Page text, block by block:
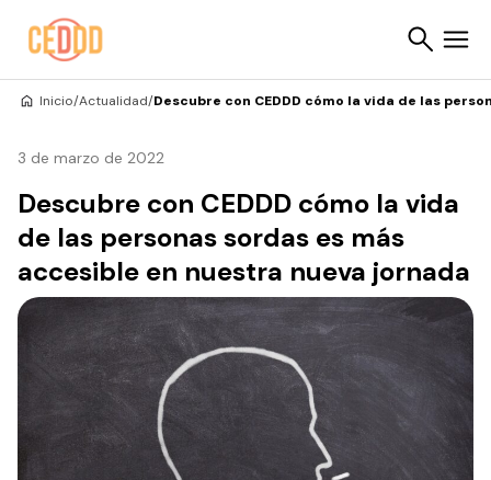
Inicio/Actualidad/Descubre con CEDDD cómo la vida de las
3 de marzo de 2022
Descubre con CEDDD cómo la vida
de las personas sordas es más
accesible en nuestra nueva jornada